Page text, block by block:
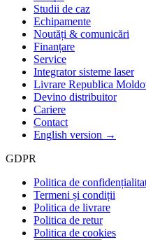
Studii de caz
Echipamente
Noutăți & comunicări
Finanțare
Service
Integrator sisteme laser
Livrare Republica
Devino distribuitor
Cariere
Contact
English version →
GDPR
Politica de
Termeni și condiții
Politica de livrare
Politica de retur
Politica de cookies